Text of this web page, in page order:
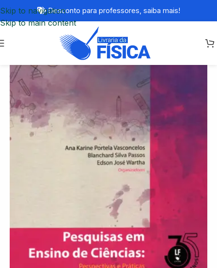
Skip to navigation
Skip to main content
Desconto para professores, saiba mais!